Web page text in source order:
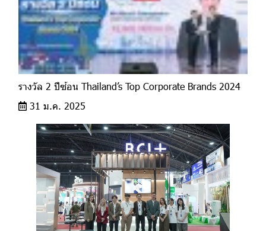
รางวัล 2 ปีซ้อน Thailand’s Top Corporate Brands 2024
31 ม.ค. 2025